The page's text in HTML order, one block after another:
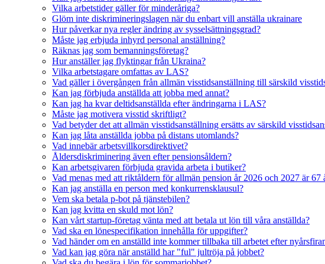
Vilka arbetstider gäller för minderåriga?
Glöm inte diskrimineringslagen när du enbart vill anställa ukrainare
Hur påverkar nya regler ändring av sysselsättningsgrad?
Måste jag erbjuda inhyrd personal anställning?
Räknas jag som bemanningsföretag?
Hur anställer jag flyktingar från Ukraina?
Vilka arbetstagare omfattas av LAS?
Vad gäller i övergången från allmän visstidsanställning till särskild
Kan jag förbjuda anställda att jobba med annat?
Kan jag ha kvar deltidsanställda efter ändringarna i LAS?
Måste jag motivera visstid skriftligt?
Vad betyder det att allmän visstidsanställning ersätts av särskild
Kan jag låta anställda jobba på distans utomlands?
Vad innebär arbetsvillkorsdirektivet?
Åldersdiskriminering även efter pensionsåldern?
Kan arbetsgivaren förbjuda gravida arbeta i butiker?
Vad menas med att riktåldern för allmän pension år 2026 och 2027 är
Kan jag anställa en person med konkurrensklausul?
Vem ska betala p-bot på tjänstebilen?
Kan jag kvitta en skuld mot lön?
Kan vårt startup-företag vänta med att betala ut lön till våra anställda?
Vad ska en lönespecifikation innehålla för uppgifter?
Vad händer om en anställd inte kommer tillbaka till arbetet efter
Vad kan jag göra när anställd har "ful" jultröja på jobbet?